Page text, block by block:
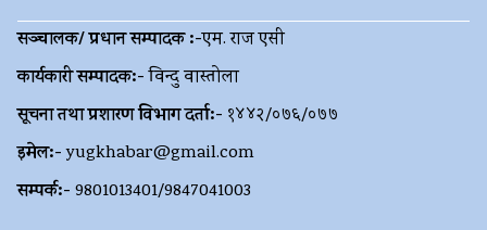
सञ्चालक/ प्रधान सम्पादक :-एम. राज एसी
कार्यकारी सम्पादक:-विन्दु वास्तोला
सूचना तथा प्रशारण विभाग दर्ता:- १४४२/०७६/०७७
इमेल:- yugkhabar@gmail.com
सम्पर्क:- 9801013401/9847041003